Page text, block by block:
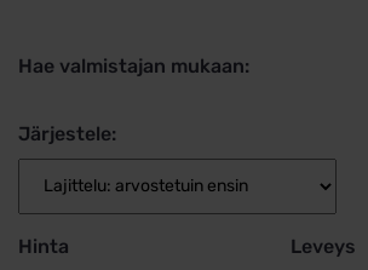
Hae valmistajan mukaan:
Järjestele:
Hinta Leveys